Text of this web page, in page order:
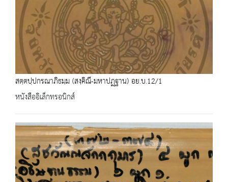
สตฺตปฺปกรณาภิธมฺม (สงฺคิณี-มหาปฏฺฐาน) อย.บ.12/1
หนังสืออิเล็กทรอนิกส์